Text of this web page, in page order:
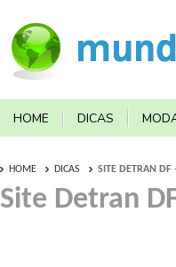
HOME DICAS
HOME DICAS SITE DETRAN
Site Detran